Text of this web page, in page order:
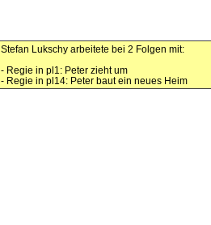
Stefan Lukschy arbeitete bei 2 Folgen mit:
- Regie in pl1: Peter zieht um
- Regie in pl14: Peter baut ein neues Heim